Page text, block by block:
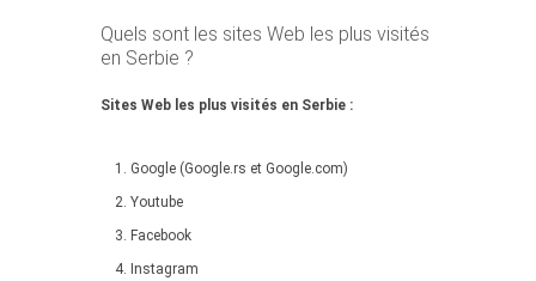
Quels sont les sites Web les plus visités
en Serbie ?
Sites Web les plus visités en Serbie :
Google (Google.rs et Google.com)
Youtube
Facebook
Instagram